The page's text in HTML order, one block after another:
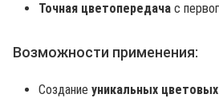
Точная цветопередача с
Возможности применения:
Создание уникальных